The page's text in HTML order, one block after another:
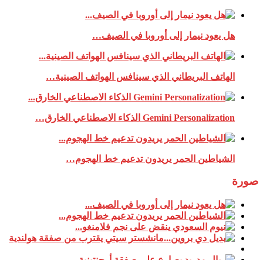
هل يعود نيمار إلى أوروبا في الصيف…
الهاتف البريطاني الذي سينافس الهواتف الصينية…
Gemini Personalization الذكاء الاصطناعي الخارق…
الشياطين الحمر يريدون تدعيم خط الهجوم…
صورة